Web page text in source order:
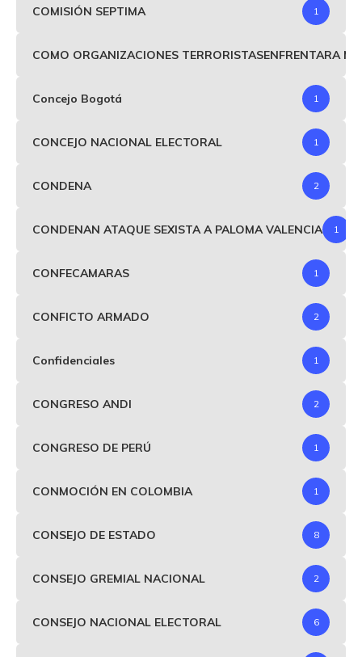
COMISIÓN SEPTIMA 1
COMO ORGANIZACIONES TERRORISTASENFRENTARA
Concejo Bogotá 1
CONCEJO NACIONAL ELECTORAL 1
CONDENA 2
CONDENAN ATAQUE SEXISTA A PALOMA VALENCIA 1
CONFECAMARAS 1
CONFICTO ARMADO 2
Confidenciales 1
CONGRESO ANDI 2
CONGRESO DE PERÚ 1
CONMOCIÓN EN COLOMBIA 1
CONSEJO DE ESTADO 8
CONSEJO GREMIAL NACIONAL 2
CONSEJO NACIONAL ELECTORAL 6